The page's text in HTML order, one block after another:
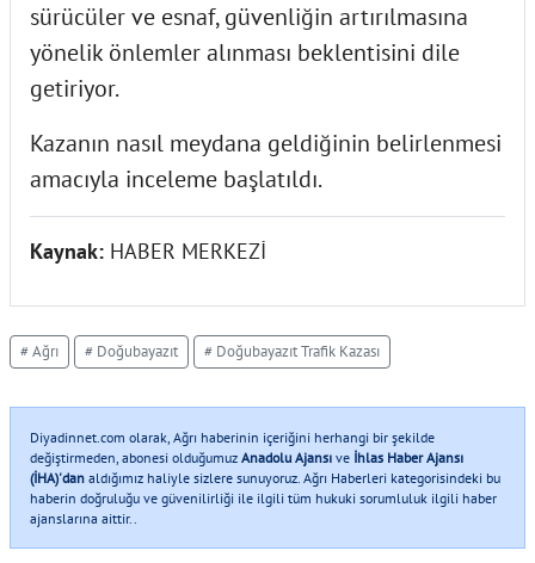
sürücüler ve esnaf, güvenliğin artırılmasına
yönelik önlemler alınması beklentisini dile
getiriyor.
Kazanın nasıl meydana geldiğinin belirlenmesi
amacıyla inceleme başlatıldı.
Kaynak: HABER MERKEZİ
# Ağrı # Doğubayazıt # Doğubayazıt Trafik Kazası
Diyadinnet.com olarak, Ağrı haberinin içeriğini herhangi bir şekilde
değiştirmeden, abonesi olduğumuz Anadolu Ajansı ve İhlas Haber Ajansı
(İHA)'dan aldığımız haliyle sizlere sunuyoruz. Ağrı Haberleri kategorisindeki bu
haberin doğruluğu ve güvenilirliği ile ilgili tüm hukuki sorumluluk ilgili haber
ajanslarına aittir..